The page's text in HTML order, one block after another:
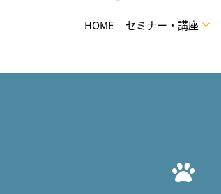
HOME セミナー・講座